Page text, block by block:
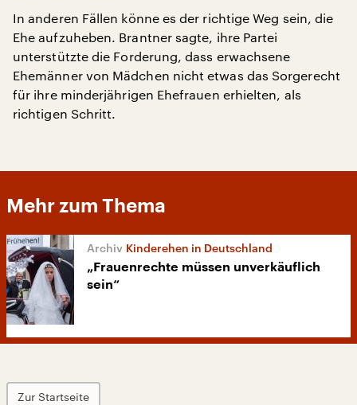
In anderen Fällen könne es der richtige Weg sein, die
Ehe aufzuheben. Brantner sagte, ihre Partei
unterstützte die Forderung, dass erwachsene
Ehemänner von Mädchen nicht etwas das Sorgerecht
für ihre minderjährigen Ehefrauen erhielten, als
richtigen Schritt.
Mehr zum Thema
Kinderehen in Deutschland
„Frauenrechte müssen unverkäuflich
sein“
Zur Startseite